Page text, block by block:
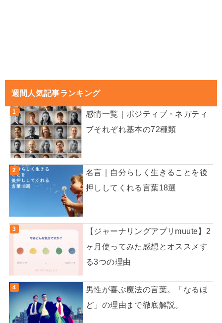
週間人気記事ランキング
感情一覧｜ポジティブ・ネガティ
ブそれぞれ基本の72種類
名言｜自分らしく生きることを後
押ししてくれる言葉18選
【ジャーナリングアプリmuute】2
ヶ月使ってみた感想とオススメす
る3つの理由
男性が喜ぶ魔法の言葉。「なるほ
ど」の理由まで徹底解説。